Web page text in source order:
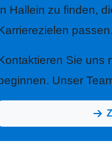
Hallein zu finden,
passen.
Sie uns
Unser